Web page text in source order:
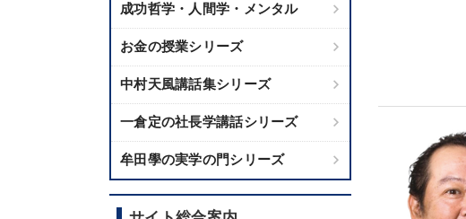
成功哲学・人間学・メンタル
お金の授業シリーズ
中村天風講話集シリーズ
一倉定の社長学講話シリーズ
牟田學の実学の門シリーズ